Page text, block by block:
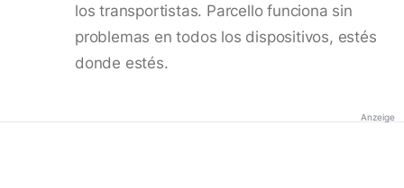
los transportistas. Parcello funciona sin
problemas en todos los dispositivos, estés
donde estés.
Anzeige